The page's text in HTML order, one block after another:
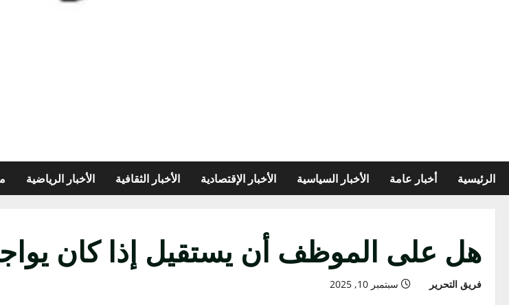
الرئيسية أخبار عامة الأخبار السياسية الأخبار الإقتصادية الأخبار الثقافية الأخبار الرياضية
هل على الموظف أن يستقيل إذا كان
فريق التحرير سبتمبر 10, 2025